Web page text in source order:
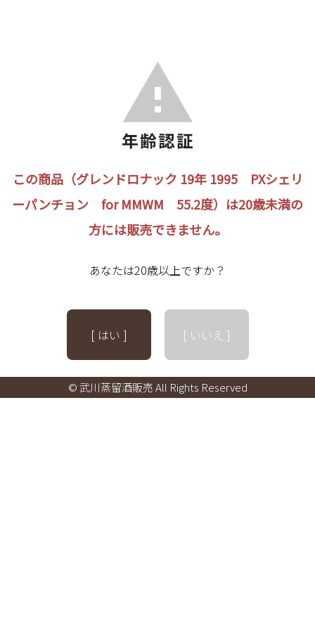
この商品（グレンドロナック 19年 1995 PXシェリ
ーパンチョン for MMWM 55.2度）は20歳未満の
方には販売できません。
あなたは20歳以上ですか？
[ はい ] [ いいえ ]
© 武川蒸留酒販売 All Rights Reserved